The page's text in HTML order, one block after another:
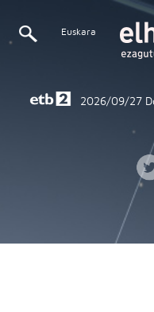
Euskara
2026/09/27